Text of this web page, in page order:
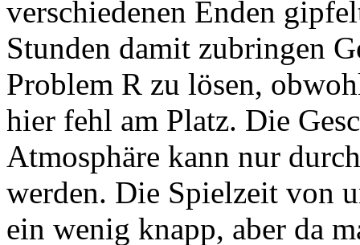
verschiedenen Enden
Stunden damit zubringen
Problem R zu lösen,
hier fehl am Platz. Die
Atmosphäre kann nur
werden. Die Spielzeit von
ein wenig knapp, aber da